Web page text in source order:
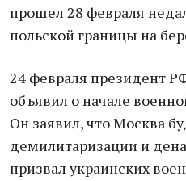
прошел 28 февраля
польской границы на
24 февраля президент
объявил о начале
Он заявил, что Москва
демилитаризации и
призвал украинских